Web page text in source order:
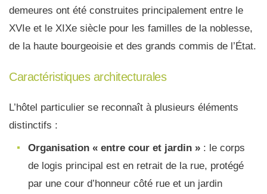
demeures ont été construites principalement entre le
XVIe et le XIXe siècle pour les familles de la noblesse,
de la haute bourgeoisie et des grands commis de l’État.
Caractéristiques architecturales
L’hôtel particulier se reconnaît à plusieurs éléments
distinctifs :
Organisation « entre cour et jardin » : le corps
de logis principal est en retrait de la rue, protégé
par une cour d’honneur côté rue et un jardin